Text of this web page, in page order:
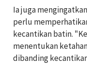
Ia juga
perlu
kecantikan batin.
menentukan
dibanding